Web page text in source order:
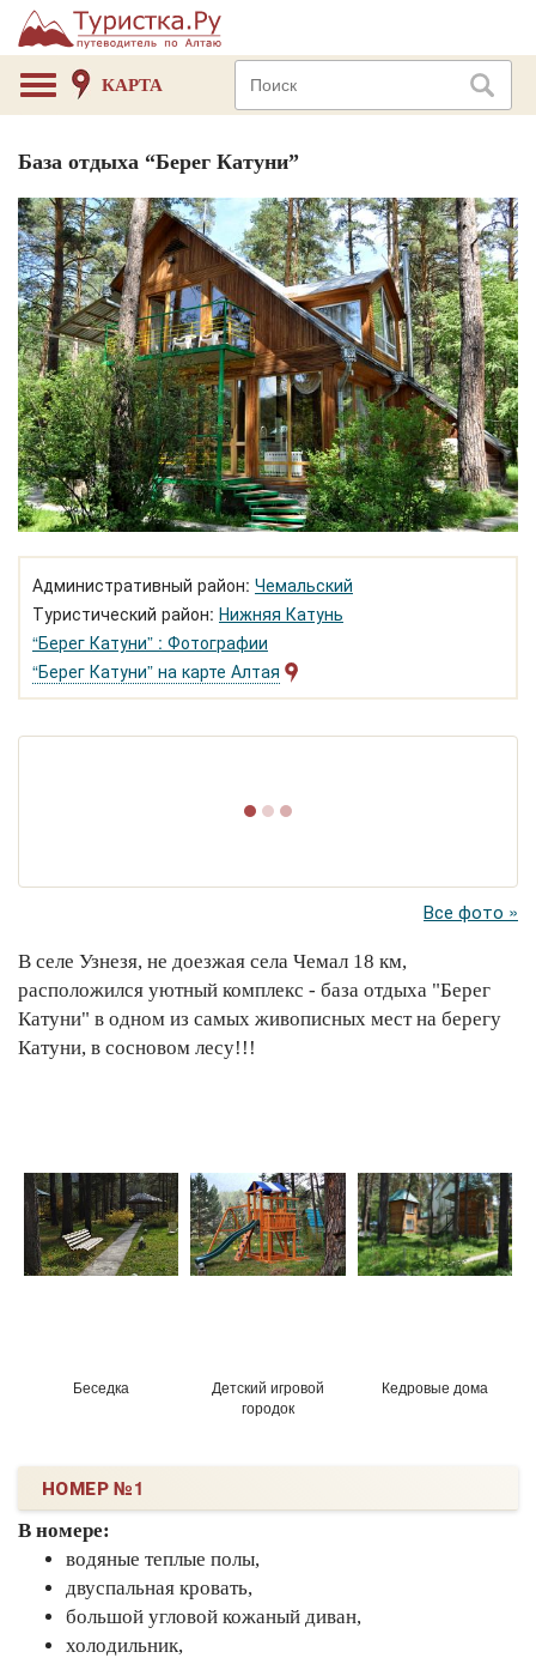
КАРТА
База отдыха “Берег Катуни”
Административный район: Чемальский
Туристический район: Нижняя Катунь
“Берег Катуни” : Фотографии
“Берег Катуни” на карте Алтая
Все фото »
В селе Узнезя, не доезжая села Чемал 18 км,
расположился уютный комплекс - база отдыха "Берег
Катуни" в одном из самых живописных мест на берегу
Катуни, в сосновом лесу!!!
Беседка
Детский игровой
городок
Кедровые дома
НОМЕР №1
В номере:
водяные теплые полы,
двуспальная кровать,
большой угловой кожаный диван,
холодильник,